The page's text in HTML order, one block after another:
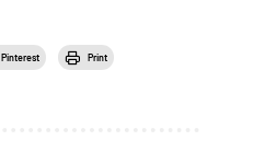
Pinterest Print